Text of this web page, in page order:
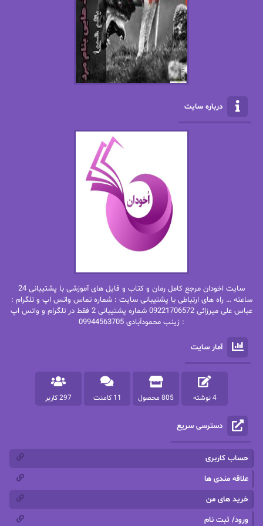
الف صاد
الکساندر دوما
الناز پاکپور‌
الناز محمدی
امیر فرهی
باران
بهار سلطانی
بهاره شیرازی
بهاره.م
بیتا فرخی
پاتریشیا ویلسون پرتو فرهمند
پرستو اسحقی
پرستو مهاجر
پرهام رسولی
پروانه قدیمی پروانه محمدی
پریسا شکور(طوفان خاموش)
پنلوپه وارد
تاران
درباره سایت
سایت اخودان مرجع کامل رمان و کتاب و فایل های آموزشی با پشتیبانی 24
ساعته … راه های ارتباطی با پشتیبانی سایت : شماره تماس واتس اپ و تلگرام :
عباس علی میرزائی 09221706572 شماره پشتیبانی 2 فقط در تلگرام و واتس اپ
: زینب محمودآبادی 09944563705
آمار سایت
4 نوشته 805 محصول 11 کامنت 297 کاربر
دسترسی سریع
حساب کاربری
علاقه مندی ها
خرید های من
ورود/ ثبت نام